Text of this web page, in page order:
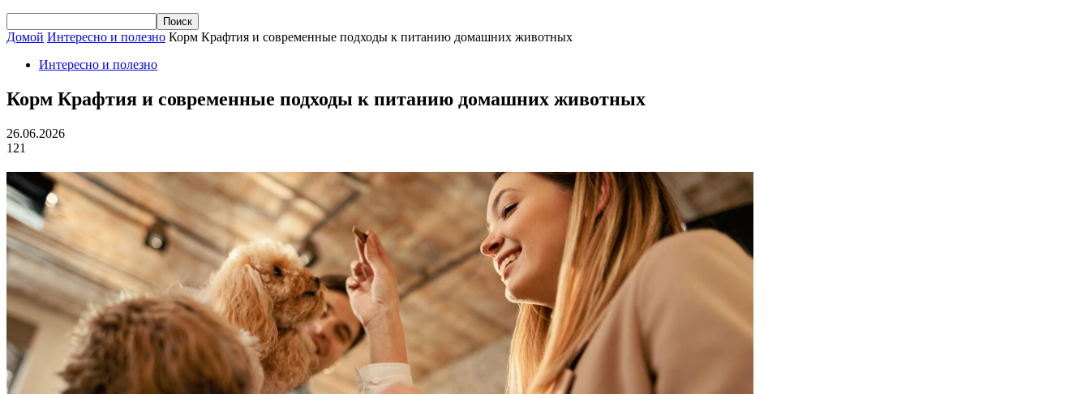
Домой Интересно и полезно Корм Крафтия и современные подходы к питанию домашних животных
Интересно и полезно
Корм Крафтия и современные подходы к питанию домашних животных
26.06.2026
121